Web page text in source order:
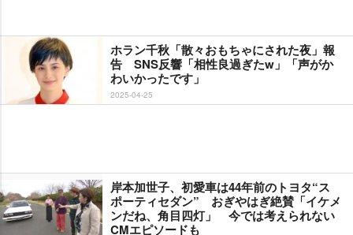
ホラン千秋「散々おもちゃにされた夜」報
告 SNS反響「相性良過ぎたw」「声がか
わいかったです」
2025-04-25
岸本加世子、初愛車は44年前のトヨタ“ス
ポーティセダン” おぎやはぎ絶賛「イケメ
ンだね、角目四灯」 今では考えられない
CMエピソードも